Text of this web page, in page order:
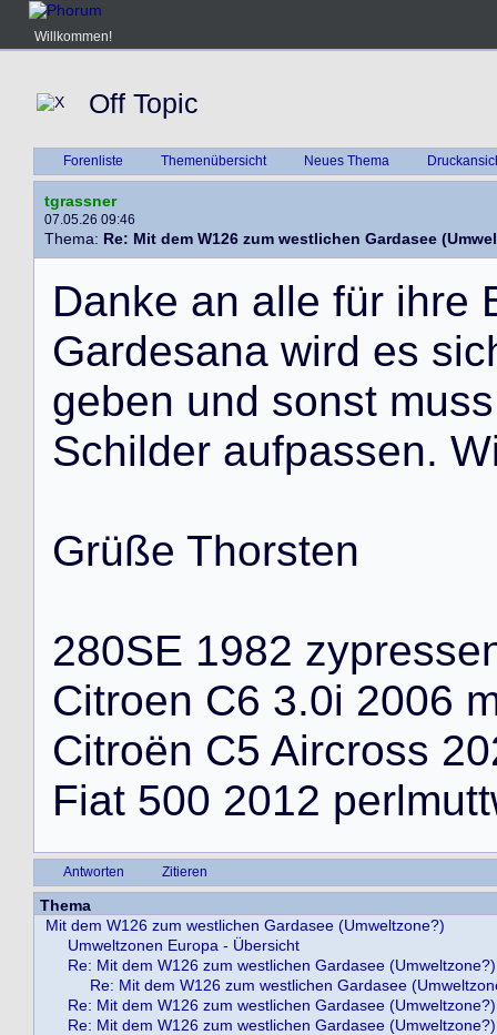
Willkommen!
Off Topic
Forenliste Themenübersicht Neues Thema
tgrassner
07.05.26 09:46
Thema: Re: Mit dem W126 zum westlichen Gardasee
Danke an alle für ihre
Gardesana wird es sic
geben und sonst muss
Schilder aufpassen. W
Grüße Thorsten
280SE 1982 zypresse
Citroen C6 3.0i 2006
Citroën C5 Aircross 20
Fiat 500 2012 perlmutt
Antworten Zitieren
Thema
Mit dem W126 zum westlichen Gardasee (Umweltzone?)
Umweltzonen Europa - Übersicht
Re: Mit dem W126 zum westlichen Gardasee (Umweltzone?)
Re: Mit dem W126 zum westlichen Gardasee
Re: Mit dem W126 zum westlichen Gardasee (Umweltzone?)
Re: Mit dem W126 zum westlichen Gardasee (Umweltzone?)